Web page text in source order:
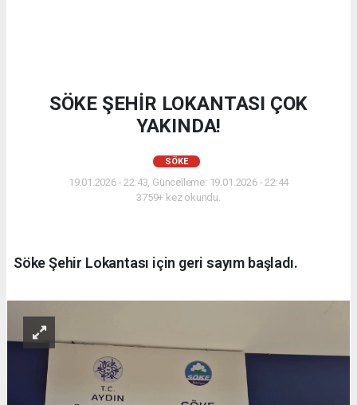
SÖKE ŞEHİR LOKANTASI ÇOK
YAKINDA!
SÖKE
19.01.2026 - 22:43, Güncelleme: 19.01.2026 - 22:44
3759+ kez okundu.
Söke Şehir Lokantası için geri sayım başladı.